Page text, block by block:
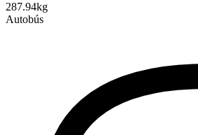
287.94kg
Autobús